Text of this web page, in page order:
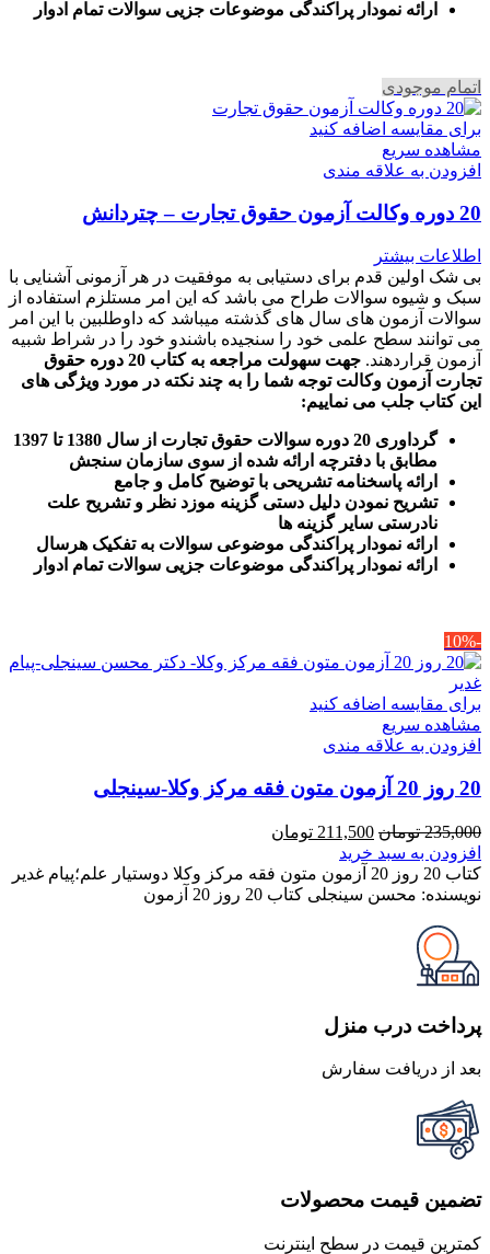
رائه نمودار پراکندگی موضوعات جزیی سوالات تمام ادوار
اتمام موجودی
برای مقایسه اضافه کنید
مشاهده سریع
افزودن به علاقه مندی
20 دوره وکالت آزمون حقوق تجارت – چتردانش
اطلاعات بیشتر
بی شک اولین قدم برای دستیابی به موفقیت در هر آزمونی آشنایی با
سبک و شیوه سوالات طراح می باشد که این امر مستلزم استفاده از
سوالات آزمون های سال های گذشته میباشد که داوطلبین با این امر
می توانند سطح علمی خود را سنجیده باشندو خود را در شراط شبیه
آزمون قراردهند.
جهت سهولت مراجعه به کتاب 20 دوره حقوق
تجارت آزمون وکالت توجه شما را به چند نکته در مورد ویژگی های
این کتاب جلب می نماییم:
گرداوری 20 دوره سوالات حقوق تجارت از سال 1380 تا 1397
مطابق با دفترچه ارائه شده از سوی سازمان سنجش
ارائه پاسخنامه تشریحی با توضیح کامل و جامع
تشریح نمودن دلیل دستی گزینه موزد نظر و تشریح علت
نادرستی سایر گزینه ها
ارائه نمودار پراکندگی موضوعی سوالات به تفکیک هرسال
رائه نمودار پراکندگی موضوعات جزیی سوالات تمام ادوار
-10%
برای مقایسه اضافه کنید
مشاهده سریع
افزودن به علاقه مندی
20 روز 20 آزمون متون فقه مرکز وکلا-سینجلی
235,000 تومان قیمت
اصلی
235,000 تومان
بود.
211,500 تومان
211,500 تومان
است.
افزودن به سبد خرید
کتاب 20 روز 20 آزمون متون فقه مرکز وکلا دوستیار علم؛پیام غدیر
نویسنده: محسن سینجلی کتاب 20 روز 20 آزمون
پرداخت درب منزل
بعد از دریافت سفارش
تضمین قیمت محصولات
کمترین قیمت در سطح اینترنت